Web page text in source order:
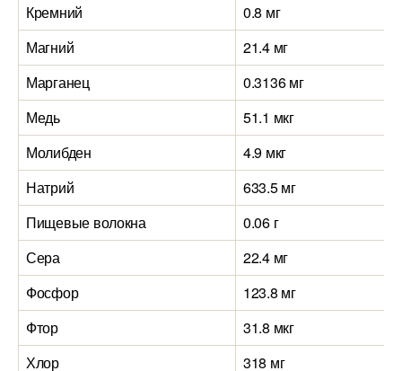
Кремний
0.8 мг
Магний
21.4 мг
Марганец
0.3136 мг
Медь
51.1 мкг
Молибден
4.9 мкг
Натрий
633.5 мг
Пищевые волокна
0.06 г
Сера
22.4 мг
Фосфор
123.8 мг
Фтор
31.8 мкг
Хлор
318 мг